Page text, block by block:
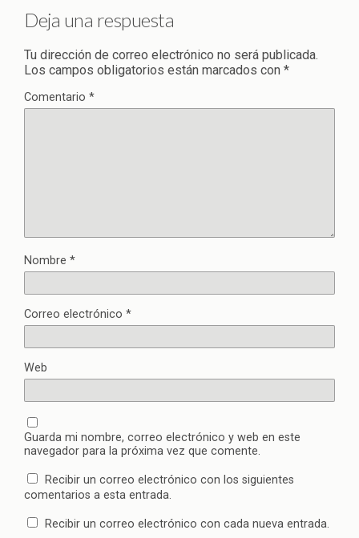
Deja una respuesta
Tu dirección de correo electrónico no será publicada.
Los campos obligatorios están marcados con *
Comentario *
Nombre *
Correo electrónico *
Web
Guarda mi nombre, correo electrónico y web en este
navegador para la próxima vez que comente.
Recibir un correo electrónico con los siguientes
comentarios a esta entrada.
Recibir un correo electrónico con cada nueva entrada.